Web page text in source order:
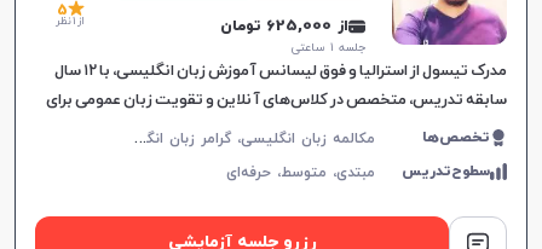
از 625,000 تومان
جلسه ۱ ساعتی
5
از 1 نظر
مدرک تیسول از استرالیا و فوق لیسانس آموزش زبان انگلیسی، با ۱۲ سال
سابقه تدریس، متخصص در کلاس‌های آنلاین و تقویت زبان عمومی برای
تمام سطوح، یادگیری موثر را تضمین می‌کند.
تخصص‌ها م
کالمه زبان انگلیسی، گرامر زبان انگلیسی، زبان انگلیسی تجاری، زبان انگلیسی آمریکایی
سطوح‌تدریس مبتدی، متوسط،حرفه‌ای
رزرو جلسه آزمایشی